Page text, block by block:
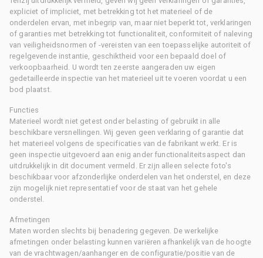
expliciet of impliciet, met betrekking tot het materieel of de
onderdelen ervan, met inbegrip van, maar niet beperkt tot, verklaringen
of garanties met betrekking tot functionaliteit, conformiteit of naleving
van veiligheidsnormen of -vereisten van een toepasselijke autoriteit of
regelgevende instantie, geschiktheid voor een bepaald doel of
verkoopbaarheid. U wordt ten zeerste aangeraden uw eigen
gedetailleerde inspectie van het materieel uit te voeren voordat u een
bod plaatst.
Functies
Materieel wordt niet getest onder belasting of gebruikt in alle
beschikbare versnellingen. Wij geven geen verklaring of garantie dat
het materieel volgens de specificaties van de fabrikant werkt. Er is
geen inspectie uitgevoerd aan enig ander functionaliteitsaspect dan
uitdrukkelijk in dit document vermeld. Er zijn alleen selecte foto's
beschikbaar voor afzonderlijke onderdelen van het onderstel, en deze
zijn mogelijk niet representatief voor de staat van het gehele
onderstel.
Afmetingen
Maten worden slechts bij benadering gegeven. De werkelijke
afmetingen onder belasting kunnen variëren afhankelijk van de hoogte
van de vrachtwagen/aanhanger en de configuratie/positie van de